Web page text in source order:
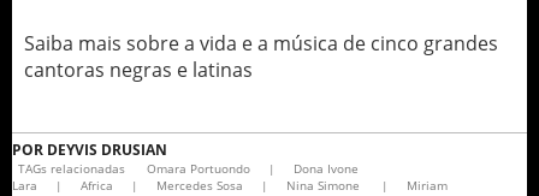
Saiba mais sobre a vida e a música de cinco grandes
cantoras negras e latinas
POR DEYVIS DRUSIAN
TAGs relacionadas Omara Portuondo |
Dona Ivone
Lara
| Africa | Mercedes Sosa | Nina Simone |
Miriam